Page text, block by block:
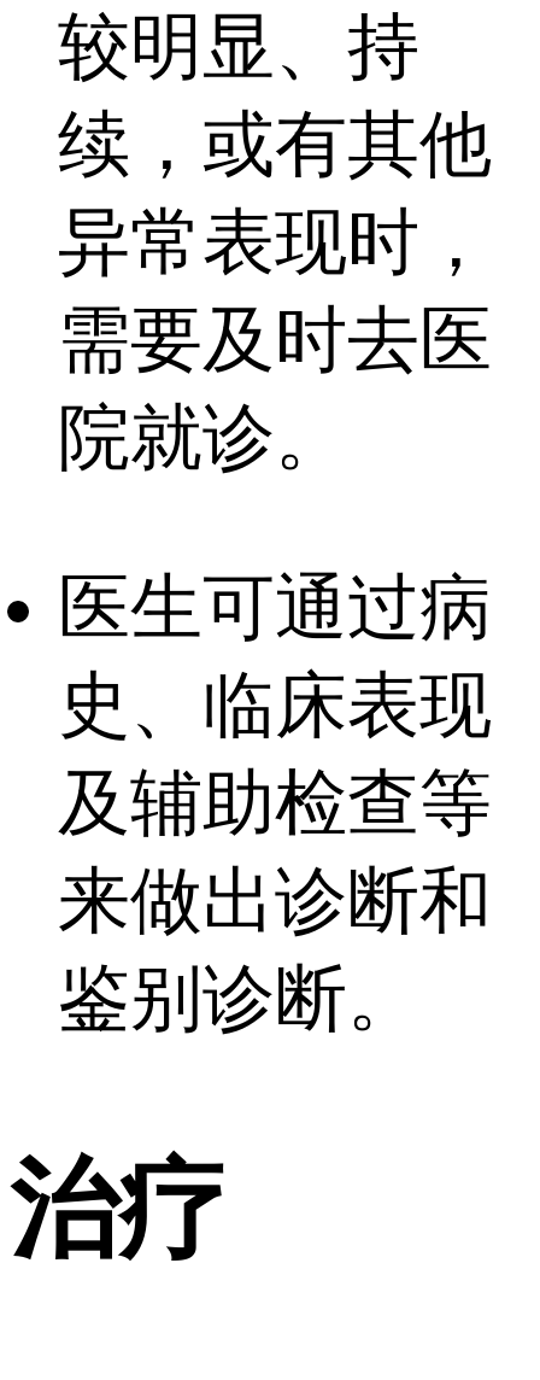
较明显、持
续，或有其他
异常表现时，
需要及时去医
院就诊。
医生可通过病
史、临床表现
及辅助检查等
来做出诊断和
鉴别诊断。
治疗